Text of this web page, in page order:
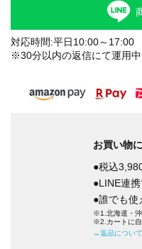
対応時間:平日10:00～17:00
※30分以内の返信にて運用中
お買い物
●税込
●LINE連
●誰でも
※1.北海道・
※2.カートに
→返品について